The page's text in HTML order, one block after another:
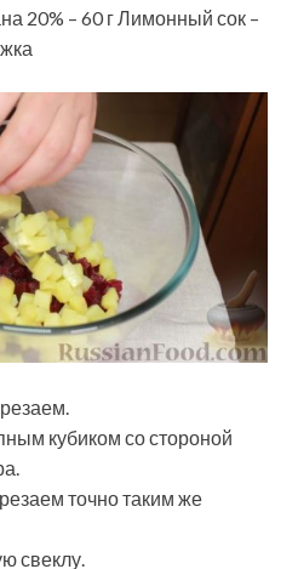
20% – 60 г Лимонный сок –
кубиком со стороной
точно таким же
свеклу.